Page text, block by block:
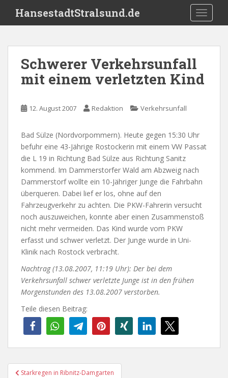
i
HansestadtStralsund.de
Schwerer Verkehrsunfall
mit einem verletzten Kind
12. August 2007 Redaktion Verkehrsunfall
Bad Sülze (Nordvorpommern). Heute gegen 15:30 Uhr
befuhr eine 43-Jährige Rostockerin mit einem VW Passat
die L 19 in Richtung Bad Sülze aus Richtung Sanitz
kommend. Im Dammerstorfer Wald am Abzweig nach
Dammerstorf wollte ein 10-Jähriger Junge die Fahrbahn
überqueren. Dabei lief er los, ohne auf den
Fahrzeugverkehr zu achten. Die PKW-Fahrerin versucht
noch auszuweichen, konnte aber einen Zusammenstoß
nicht mehr vermeiden. Das Kind wurde vom PKW
erfasst und schwer verletzt. Der Junge wurde in Uni-
Klinik nach Rostock verbracht.
Nachtrag (13.08.2007, 11:19 Uhr): Der bei dem
Verkehrsunfall schwer verletzte Junge ist in den frühen
Morgenstunden des 13.08.2007 verstorben.
Teile diesen Beitrag:
Beitragsnavigation
Starkregen in Ribnitz-Damgarten